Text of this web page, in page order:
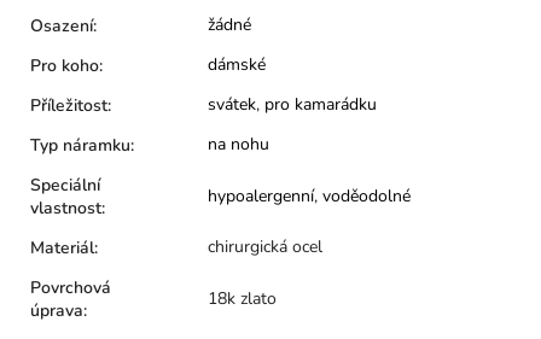
Osazení:
žádné
Pro koho:
dámské
Příležitost: svátek, pro kamarádku
Typ náramku:
na nohu
Speciální
vlastnost:
hypoalergenní, voděodolné
Materiál:
chirurgická ocel
Povrchová
úprava:
18k zlato